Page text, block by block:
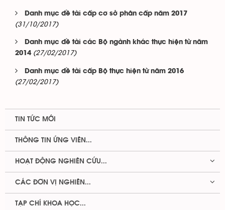
Danh mục đề tài cấp cơ sở phân cấp năm 2017
(31/10/2017)
Danh mục đề tài các Bộ ngành khác thực hiện từ năm
2014 (27/02/2017)
Danh mục đề tài cấp Bộ thực hiện từ năm 2016
(27/02/2017)
TIN TỨC MỚI
THÔNG TIN ỨNG VIÊN...
HOẠT ĐỘNG NGHIÊN CỨU...
CÁC ĐƠN VỊ NGHIÊN...
TẠP CHÍ KHOA HỌC...